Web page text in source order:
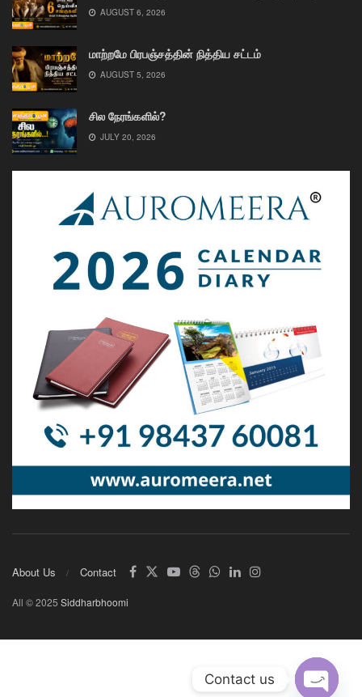
AUGUST 6, 2026
மாற்றமே பிரபஞ்சத்தின் நித்திய சட்டம்
AUGUST 5, 2026
சில நேரங்களில்?
JULY 20, 2026
About Us Contact
All © 2025 Siddharbhoomi
Contact us